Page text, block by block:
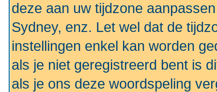
deze aan uw tijdzone
Sydney, enz. Let wel dat de
instellingen enkel kan worden
als je niet geregistreerd bent is
als je ons deze woordspeling